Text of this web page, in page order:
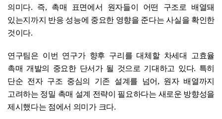
의미다. 즉, 촉매 표면에서 원자들이 어떤 구조로 배열돼
있는지까지 반응 성능에 중요한 영향을 준다는 사실을 확인한
것이다.
연구팀은 이번 연구가 향후 구리를 대체할 차세대 고효율
촉매 개발의 중요한 단서가 될 것으로 기대하고 있다. 특히
단순 전자 구조 중심의 기존 설계를 넘어, 원자 배열까지
고려하는 정밀 촉매 설계 전략이 필요하다는 새로운 방향성을
제시했다는 점에서 의미가 크다.